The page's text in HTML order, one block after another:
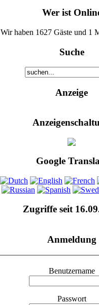
Wer ist
Wir haben 1627 Gäste und 1
Suche
Anzeige
Google
Zugriffe seit
Anmeldung
Benutzername
Passwort